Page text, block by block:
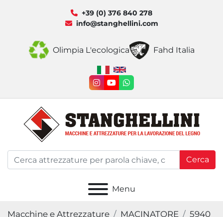
+39 (0) 376 840 278
info@stanghellini.com
Olimpia L'ecologica Fahd Italia
instagram
youtubewhatsapp
Cerca
Menu
Macchine e Attrezzature MACINATORE 5940